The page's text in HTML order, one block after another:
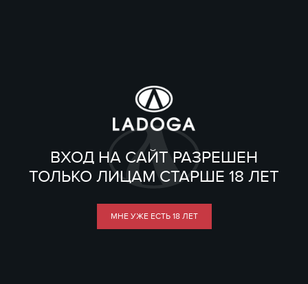
ВХОД НА САЙТ РАЗРЕШЕН
ТОЛЬКО ЛИЦАМ СТАРШЕ 18 ЛЕТ
МНЕ УЖЕ ЕСТЬ 18 ЛЕТ